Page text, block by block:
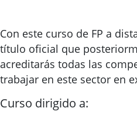
Con este curso de FP a
título oficial que
acreditarás todas las
trabajar en este sector en
Curso dirigido a: